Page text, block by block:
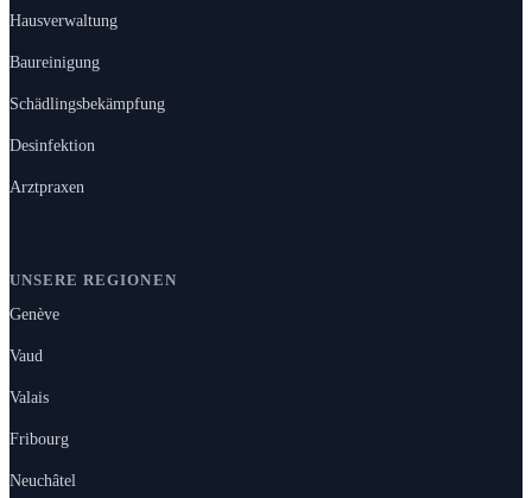
Hausverwaltung
Baureinigung
Schädlingsbekämpfung
Desinfektion
Arztpraxen
UNSERE REGIONEN
Genève
Vaud
Valais
Fribourg
Neuchâtel